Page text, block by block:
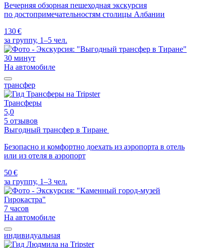
Вечерняя обзорная пешеходная экскурсия
по достопримечательностям столицы Албании
130 €
за группу, 1–5 чел.
30 минут
На автомобиле
трансфер
Трансферы
5,0
5 отзывов
Выгодный трансфер в Тиране
Безопасно и комфортно доехать из аэропорта в отель
или из отеля в аэропорт
50 €
за группу, 1–3 чел.
7 часов
На автомобиле
индивидуальная